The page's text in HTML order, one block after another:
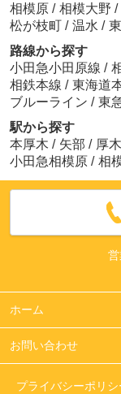
相模原 / 相模大野 /
松が枝町 / 温水 /
路線から探す
小田急小田原線 /
相鉄本線 / 東海道
ブルーライン / 東
駅から探す
本厚木 / 矢部 / 厚木
小田急相模原 / 相
営
ホーム
お問い合わせ
プライバシーポリシ